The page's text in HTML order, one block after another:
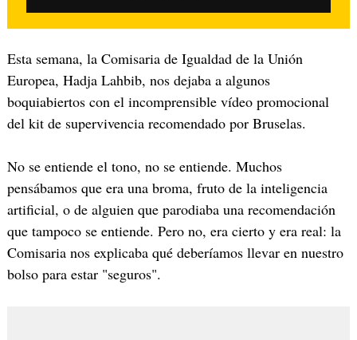
Esta semana, la Comisaria de Igualdad de la Unión
Europea, Hadja Lahbib, nos dejaba a algunos
boquiabiertos con el incomprensible vídeo promocional
del kit de supervivencia recomendado por Bruselas.
No se entiende el tono, no se entiende. Muchos
pensábamos que era una broma, fruto de la inteligencia
artificial, o de alguien que parodiaba una recomendación
que tampoco se entiende. Pero no, era cierto y era real: la
Comisaria nos explicaba qué deberíamos llevar en nuestro
bolso para estar "seguros".